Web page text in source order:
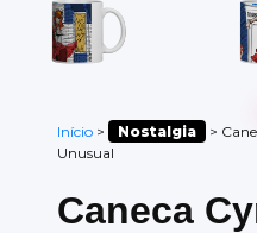
Início > Nostalgia >
Unusual
Caneca